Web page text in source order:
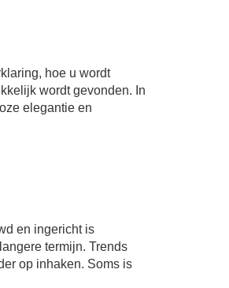
hoe u wordt
wordt gevonden. In
elegantie en
en ingericht is
termijn. Trends
op inhaken. Soms is